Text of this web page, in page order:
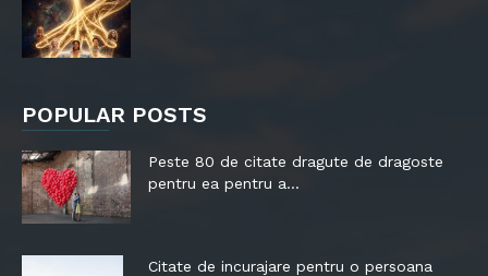
POPULAR POSTS
Peste 80 de citate dragute de dragoste
pentru ea pentru a...
Citate de incurajare pentru o persoana